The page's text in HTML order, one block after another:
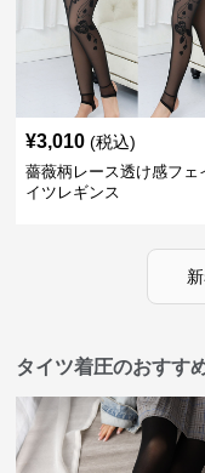
¥3,010 (税込)
薔薇柄レース透け感フェ
イツレギンス
タイツ着圧のおすす